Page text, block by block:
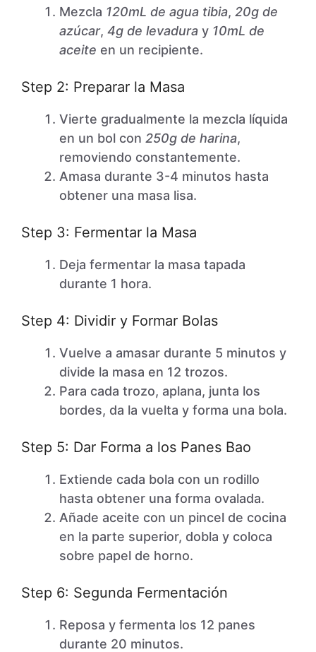
Mezcla 120mL de agua tibia, 20g de
azúcar, 4g de levadura y 10mL de
aceite en un recipiente.
Step 2: Preparar la Masa
Vierte gradualmente la mezcla líquida
en un bol con 250g de harina,
removiendo constantemente.
Amasa durante 3-4 minutos hasta
obtener una masa lisa.
Step 3: Fermentar la Masa
Deja fermentar la masa tapada
durante 1 hora.
Step 4: Dividir y Formar Bolas
Vuelve a amasar durante 5 minutos y
divide la masa en 12 trozos.
Para cada trozo, aplana, junta los
bordes, da la vuelta y forma una bola.
Step 5: Dar Forma a los Panes Bao
Extiende cada bola con un rodillo
hasta obtener una forma ovalada.
Añade aceite con un pincel de cocina
en la parte superior, dobla y coloca
sobre papel de horno.
Step 6: Segunda Fermentación
Reposa y fermenta los 12 panes
durante 20 minutos.